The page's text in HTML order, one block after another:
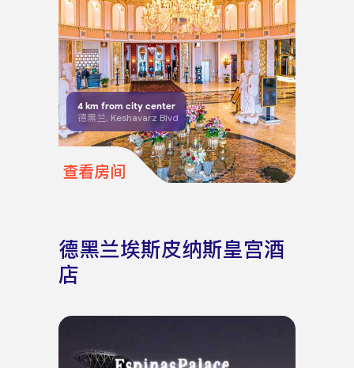
4km from city center
德黑兰, Keshavarz Blvd
查看房间
德黑兰埃斯皮纳斯皇宫酒
店